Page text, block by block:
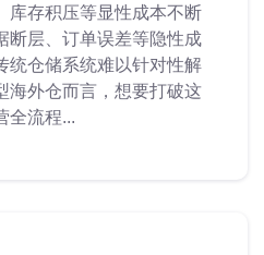
库存积压等显性成本不断
断层、订单误差等隐性成
统仓储系统难以针对性解
海外仓而言，想要打破这
全流程...